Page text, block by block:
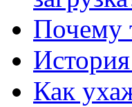
Почему
Как